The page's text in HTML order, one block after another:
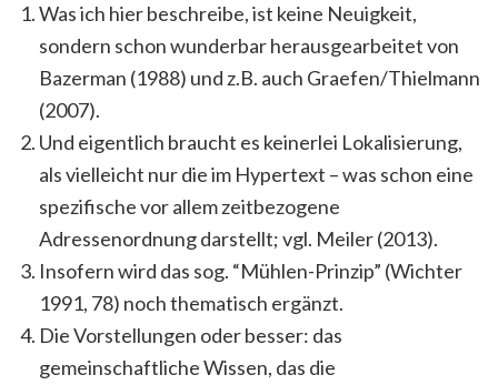
Was ich hier beschreibe, ist keine Neuigkeit,
sondern schon wunderbar herausgearbeitet von
Bazerman (1988) und z.B. auch Graefen/Thielmann
(2007).
Und eigentlich braucht es keinerlei Lokalisierung,
als vielleicht nur die im Hypertext – was schon eine
spezifische vor allem zeitbezogene
Adressenordnung darstellt; vgl. Meiler (2013).
Insofern wird das sog. “Mühlen-Prinzip” (Wichter
1991, 78) noch thematisch ergänzt.
Die Vorstellungen oder besser: das
gemeinschaftliche Wissen, das die